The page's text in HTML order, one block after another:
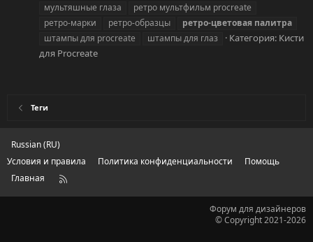
мультяшные глаза
ретро мультфильм procreate
ретро-марки
ретро-образцы ретро-цветовая палитра
штампы для procreate
штампы для глаз Категория: Кисти
для Procreate
Теги
Russian (RU)
Условия и правила
Политика конфиденциальности
Помощь
Главная
R
Форум для дизайнеров
© Copyright 2021-2026